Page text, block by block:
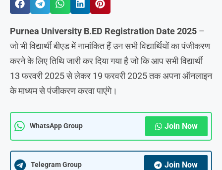
Purnea University B.ED Registration Date 2025 –
जो भी विद्यार्थी बीएड में नामांकित हैं उन सभी विद्यार्थियों का पंजीकरण
करने के लिए तिथि जारी कर दिया गया है जो कि आप सभी विद्यार्थी
13 फरवरी 2025 से लेकर 19 फरवरी 2025 तक अपना ऑनलाइन
के माध्यम से पंजीकरण करवा पाएंगे।
WhatsApp Group Join Now
Telegram Group Join Now